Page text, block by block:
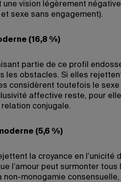
une vision légèrement
sexe sans engagement).
(16,8 %)
partie de ce profil
les obstacles. Si elles
considèrent toutefois le
affective reste, pour
relation conjugale.
(5,6 %)
la croyance en l’unicité
l’amour peut surmonter
non-monogamie